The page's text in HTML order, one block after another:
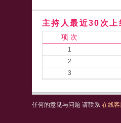
主持人最近30次上
项 次
1
2
3
任何的意见与问题 请联系 在线客